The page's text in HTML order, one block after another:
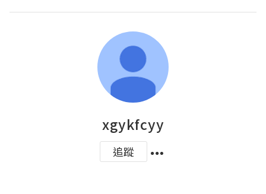
xgykfcyy
追蹤